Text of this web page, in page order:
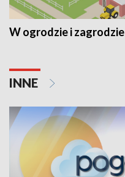
W ogrodzie i zagrodzie
INNE